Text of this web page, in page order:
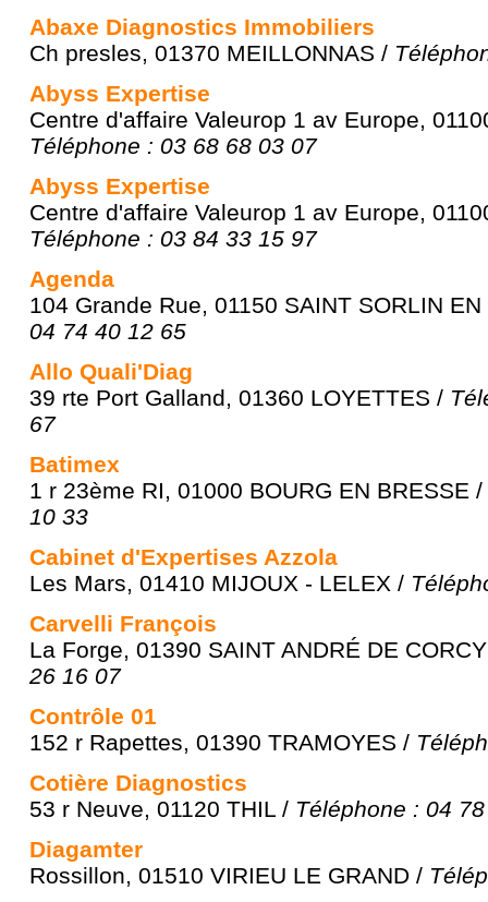
Abaxe Diagnostics Immobiliers
Ch presles, 01370 MEILLONNAS /
Abyss Expertise
Centre d'affaire Valeurop 1 av Europe,
Téléphone : 03 68 68 03 07
Abyss Expertise
Centre d'affaire Valeurop 1 av Europe,
Téléphone : 03 84 33 15 97
Agenda
104 Grande Rue, 01150 SAINT SORLIN
04 74 40 12 65
Allo Quali'Diag
39 rte Port Galland, 01360 LOYETTES /
67
Batimex
1 r 23ème RI, 01000 BOURG EN BRESSE /
10 33
Cabinet d'Expertises Azzola
Les Mars, 01410 MIJOUX - LELEX /
Carvelli François
La Forge, 01390 SAINT ANDRÉ DE
26 16 07
Contrôle 01
152 r Rapettes, 01390 TRAMOYES /
Cotière Diagnostics
53 r Neuve, 01120 THIL / Téléphone : 04
Diagamter
Rossillon, 01510 VIRIEU LE GRAND /